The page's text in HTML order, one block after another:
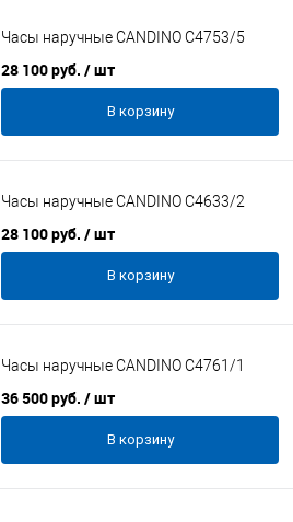
Часы наручные CANDINO C4753/5
28 100 руб. / шт
В корзину
Часы наручные CANDINO C4633/2
28 100 руб. / шт
В корзину
Часы наручные CANDINO C4761/1
36 500 руб. / шт
В корзину